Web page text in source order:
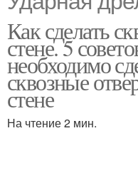
Как сделать
стене. 5
необходимо
сквозные
стене
На чтение 2 мин.